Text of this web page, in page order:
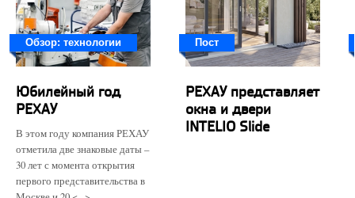
Обзор: технологии
Юбилейный год
РЕХАУ
В этом году компания РЕХАУ
отметила две знаковые даты –
30 лет с момента открытия
первого представительства в
Пост
РЕХАУ представляет
окна и двери
INTELIO Slide